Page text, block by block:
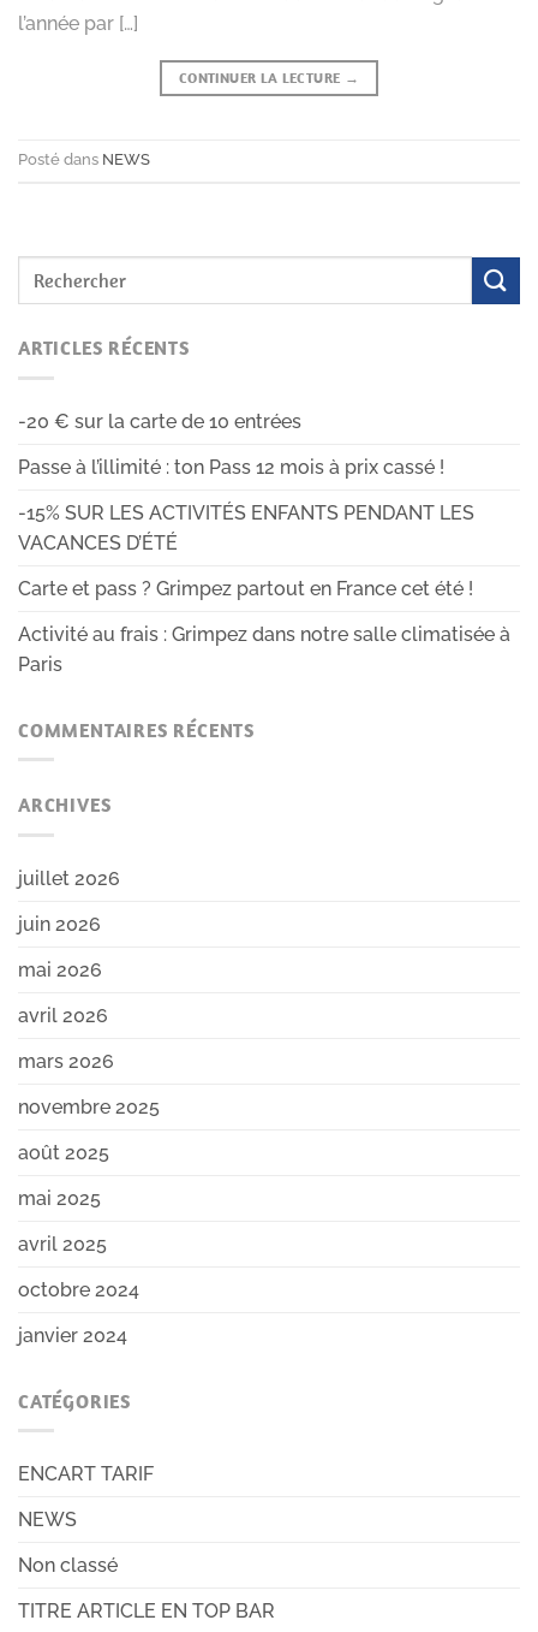
l’année par […]
CONTINUER LA LECTURE →
Posté dans NEWS
ARTICLES RÉCENTS
-20 € sur la carte de 10 entrées
Passe à l’illimité : ton Pass 12 mois à prix cassé !
-15% SUR LES ACTIVITÉS ENFANTS PENDANT LES
VACANCES D’ÉTÉ
Carte et pass ? Grimpez partout en France cet été !
Activité au frais : Grimpez dans notre salle climatisée à
Paris
COMMENTAIRES RÉCENTS
ARCHIVES
juillet 2026
juin 2026
mai 2026
avril 2026
mars 2026
novembre 2025
août 2025
mai 2025
avril 2025
octobre 2024
janvier 2024
CATÉGORIES
ENCART TARIF
NEWS
Non classé
TITRE ARTICLE EN TOP BAR